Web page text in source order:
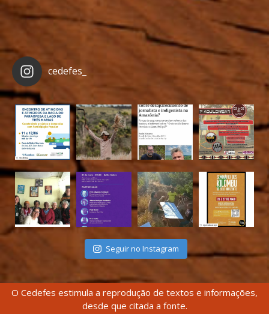
cedefes_
Seguir no Instagram
O Cedefes estimula a reprodução de textos e informações,
desde que citada a fonte.